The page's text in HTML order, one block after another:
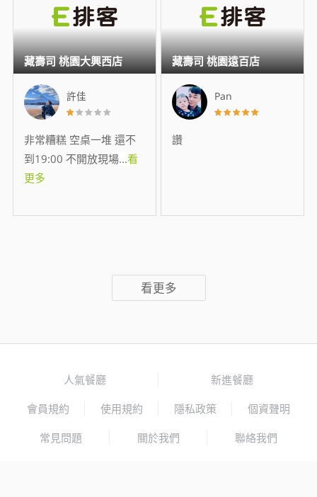
許佳
非常糟糕 空桌一堆 還不
到19:00 不開放現場...看
更多
藏壽司 桃園大興西店
Pan
讚
藏壽司 桃園遠百店
看更多
人氣餐廳 新進餐廳
會員規約 使用規約 隱私政策 個資聲明
常見問題 關於我們 聯絡我們